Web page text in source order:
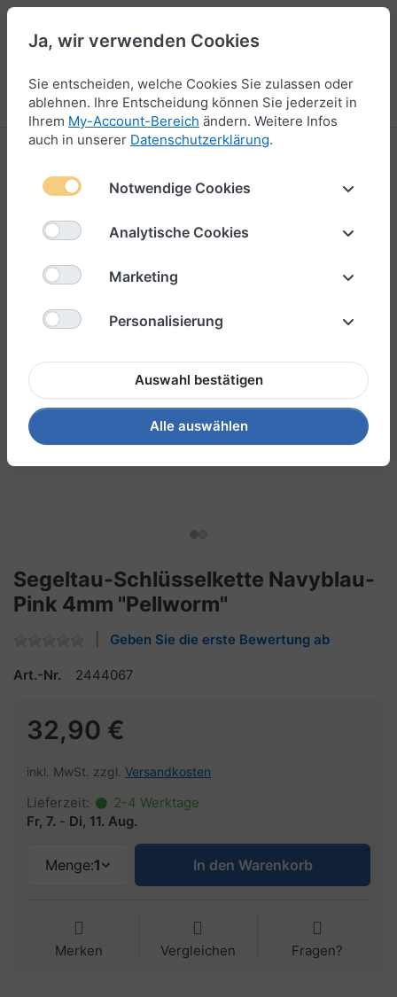
Menü Anmelden Vergleichen Wunschliste Warenkorb
Segeltau-Schlüsselkette Navyblau-
Pink 4mm "Pellworm"
Geben Sie die erste Bewertung ab
Art.-Nr. 2444067
32,90 €
inkl. MwSt. zzgl. Versandkosten
Lieferzeit:
2-4 Werktage
Fr, 7. - Di, 11. Aug.
Menge:1 In den Warenkorb
Merken Vergleichen Fragen?
Ja, wir verwenden Cookies
Sie entscheiden, welche Cookies Sie zulassen oder
ablehnen. Ihre Entscheidung können Sie jederzeit in
Ihrem My-Account-Bereich ändern. Weitere Infos
auch in unserer Datenschutzerklärung.
Notwendige Cookies
Analytische Cookies
Marketing
Personalisierung
Auswahl bestätigen
Alle auswählen